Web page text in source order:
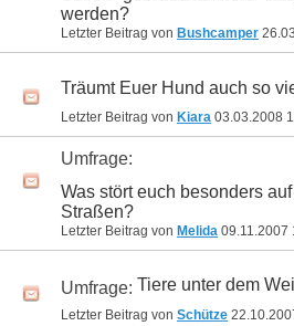
werden?
Letzter Beitrag von Bushcamper
Träumt Euer Hund auch so
Letzter Beitrag von Kiara 03.03.2008
Umfrage:
Was stört euch besonders
Straßen?
Letzter Beitrag von Melida 09.11.2007
Umfrage: Tiere unter dem
Letzter Beitrag von Schütze